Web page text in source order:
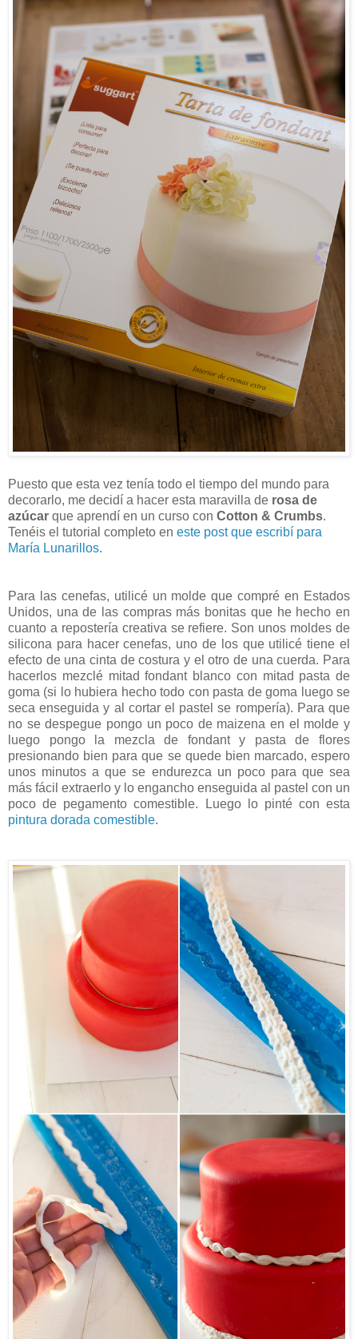
Puesto que esta vez tenía todo el tiempo del mundo para
decorarlo, me decidí a hacer esta maravilla de rosa de
azúcar que aprendí en un curso con Cotton & Crumbs.
Tenéis el tutorial completo en este post que escribí para
María Lunarillos.
Para las cenefas, utilicé un molde que compré en Estados
Unidos, una de las compras más bonitas que he hecho en
cuanto a repostería creativa se refiere. Son unos moldes de
silicona para hacer cenefas, uno de los que utilicé tiene el
efecto de una cinta de costura y el otro de una cuerda. Para
hacerlos mezclé mitad fondant blanco con mitad pasta de
goma (si lo hubiera hecho todo con pasta de goma luego se
seca enseguida y al cortar el pastel se rompería). Para que
no se despegue pongo un poco de maizena en el molde y
luego pongo la mezcla de fondant y pasta de flores
presionando bien para que se quede bien marcado, espero
unos minutos a que se endurezca un poco para que sea
más fácil extraerlo y lo engancho enseguida al pastel con un
poco de pegamento comestible. Luego lo pinté con esta
pintura dorada comestible.